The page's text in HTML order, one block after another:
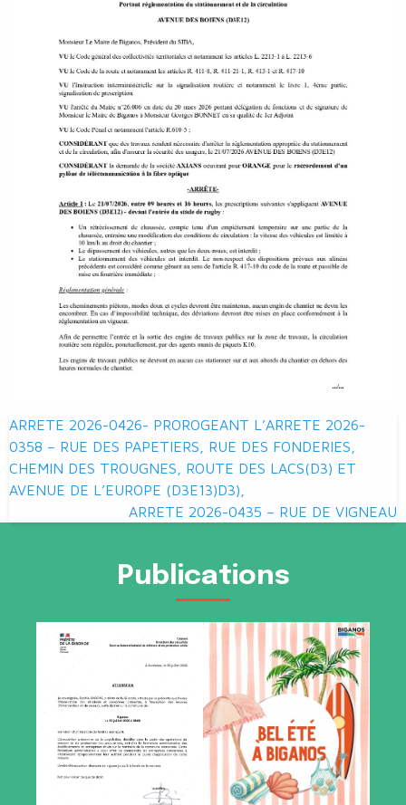
Navigation
de
l’article
ARRETE 2026-0426- PROROGEANT L’ARRETE 2026-
0358 – RUE DES PAPETIERS, RUE DES FONDERIES,
CHEMIN DES TROUGNES, ROUTE DES LACS(D3) ET
AVENUE DE L’EUROPE (D3E13)D3),
ARRETE 2026-0435 – RUE DE VIGNEAU
Publications